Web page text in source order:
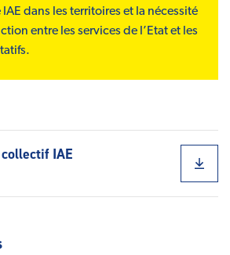
IAE dans les territoires et la nécessité
entre les services de l’Etat et les
rattachés
IAE